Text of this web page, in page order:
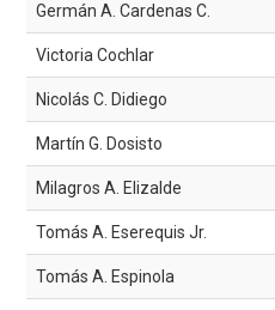
Germán A. Cardenas C.
Victoria Cochlar
Nicolás C. Didiego
Martín G. Dosisto
Milagros A. Elizalde
Tomás A. Eserequis Jr.
Tomás A. Espinola